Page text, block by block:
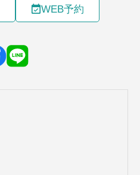
WEB予約